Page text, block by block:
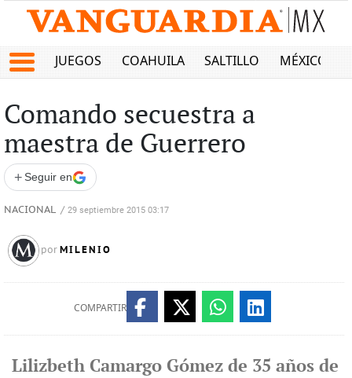
JUEGOS COAHUILA SALTILLO MÉXICO
Comando secuestra a
maestra de Guerrero
+ Seguir en
NACIONAL / 29 septiembre 2015 03:17
por MILENIO
COMPARTIR
Lilizbeth Camargo Gómez de 35 años de